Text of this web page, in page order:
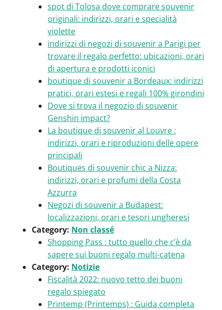
spot di Tolosa dove comprare souvenir
originali: indirizzi, orari e specialità
violette
indirizzi di negozi di souvenir a Parigi per
trovare il regalo perfetto: ubicazioni, orari
di apertura e prodotti iconici
boutique di souvenir a Bordeaux: indirizzi
pratici, orari estesi e regali 100% girondini
Dove si trova il negozio di souvenir
Genshin impact?
La boutique di souvenir al Louvre :
indirizzi, orari e riproduzioni delle opere
principali
Boutiques di souvenir chic a Nizza:
indirizzi, orari e profumi della Costa
Azzurra
Negozi di souvenir a Budapest:
localizzazioni, orari e tesori ungheresi
Category: Non classé
Shopping Pass : tutto quello che c’è da
sapere sui buoni regalo multi-catena
Category: Notizie
Fiscalità 2022: nuovo tetto dei buoni
regalo spiegato
Printemp (Printemps) : Guida completa